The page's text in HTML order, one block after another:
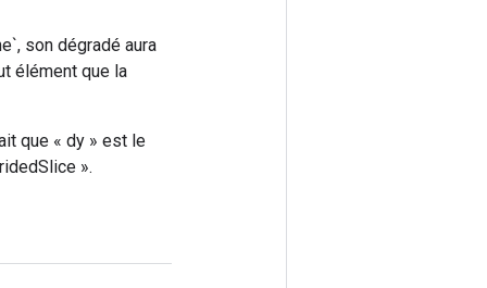
son dégradé aura
élément que la
que « dy » est le
».